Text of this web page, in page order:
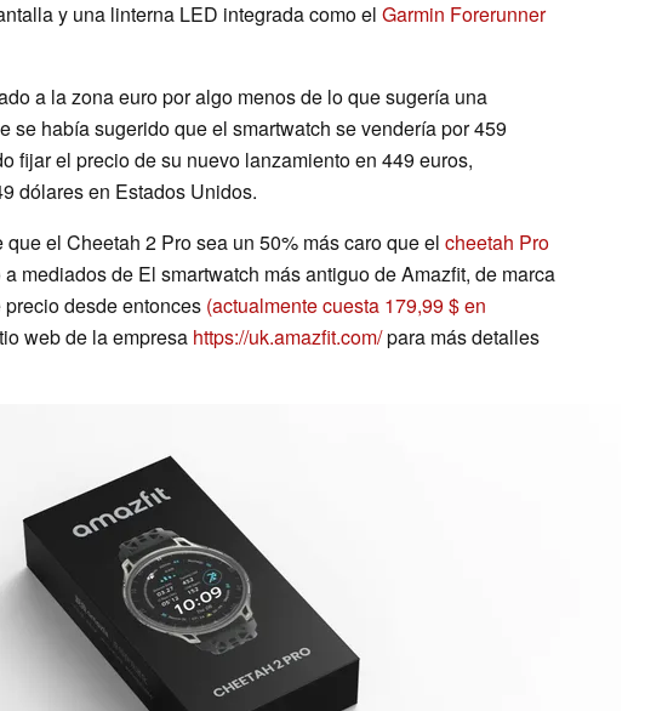
y una linterna LED integrada como el Garmin Forerunner
a la zona euro por algo menos de lo que sugería una
se había sugerido que el smartwatch se vendería por 459
fijar el precio de su nuevo lanzamiento en 449 euros,
dólares en Estados Unidos.
el Cheetah 2 Pro sea un 50% más caro que el cheetah Pro
mediados de El smartwatch más antiguo de Amazfit, de marca
desde entonces (actualmente cuesta 179,99 $ en
web de la empresa https://uk.amazfit.com/para más detalles